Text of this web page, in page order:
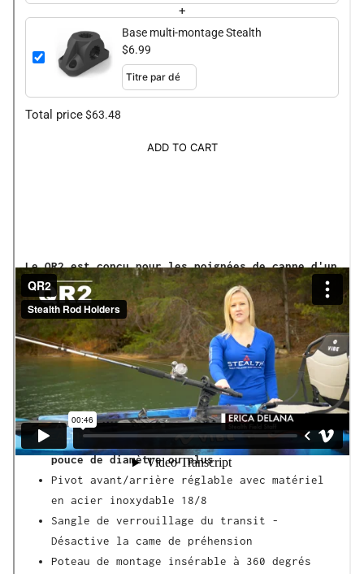
+
Base multi-montage Stealth
$6.99
Total price$63.48
ADD TO CART
Le QR2 est conçu pour les poignées de canne d'un
diamètre de 1 pouce ou plus.
Notre système breveté Grip System est conçu pour
saisir la poignée de votre canne à pêche afin de
maintenir votre matériel en sécurité, mais il ne
se relâche que lorsque vous tirez pour ferrer
l'hameçon.
Caractéristiques
Grip Cam de grande taille - Poignées de 1
pouce de diamètre ou plus
Pivot avant/arrière réglable avec matériel
en acier inoxydable 18/8
Sangle de verrouillage du transit -
Désactive la came de préhension
Poteau de montage insérable à 360 degrés